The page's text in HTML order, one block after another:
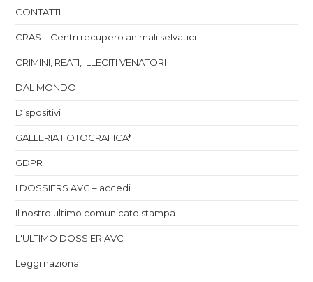
CONTATTI
CRAS – Centri recupero animali selvatici
CRIMINI, REATI, ILLECITI VENATORI
DAL MONDO
Dispositivi
GALLERIA FOTOGRAFICA*
GDPR
I DOSSIERS AVC – accedi
Il nostro ultimo comunicato stampa
L'ULTIMO DOSSIER AVC
Leggi nazionali